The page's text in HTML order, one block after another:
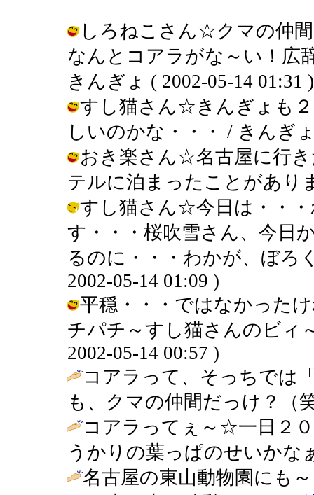
しろねこさん☆クマの仲
なんとコアラがな～い！広
きんぎょ ( 2002-05-14 01:31 )
すし猫さん☆きんぎょも
しいのかな・・・ / きんぎ
おき楽さん☆名古屋に行
テルに泊まったことがあり
すし猫さん☆今日は・・
す・・・桜吹雪さん、今日
るのに・・・わかが、ぼろ
2002-05-14 01:09 )
平穏・・・ではなかった
チパチ～すし猫さんのビィ
2002-05-14 00:57 )
コアラって、そっちでは
も、クマの仲間だっけ？（
コアラってぇ～☆一日２
うかりの葉っぱのせいかな
名古屋の東山動物園にも